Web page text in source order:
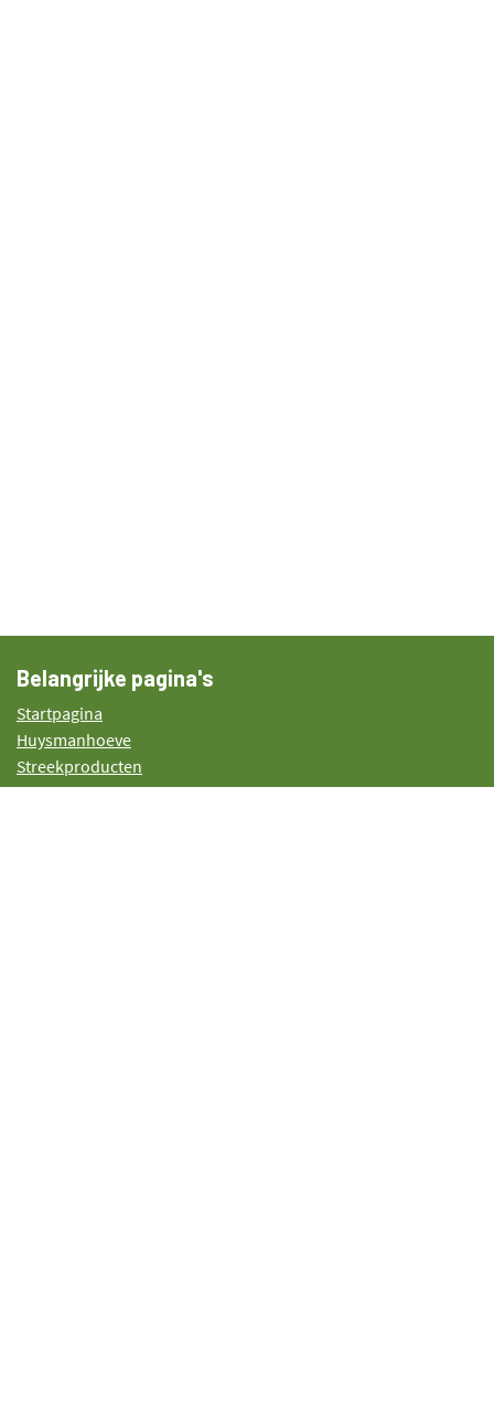
Belangrijke pagina's
Startpagina
Huysmanhoeve
Streekproducten
Plattelandsproject